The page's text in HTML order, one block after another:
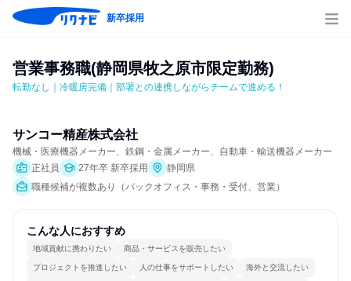
新卒採用
営業事務職(静岡県牧之原市限定勤務)
転勤なし｜冷暖房完備｜部署との連携しながらチームで進める！
サンコー精産株式会社
機械・医療機器メーカー、鉄鋼・金属メーカー、自動車・輸送機器メーカー
正社員
27年卒 新卒採用
静岡県
職種候補が複数あり（バックオフィス・事務・受付、営業）
こんな人におすすめ
地域貢献に携わりたい 商品・サービスを販売したい
プロジェクトを推進したい 人の仕事をサポートしたい 海外と交流したい